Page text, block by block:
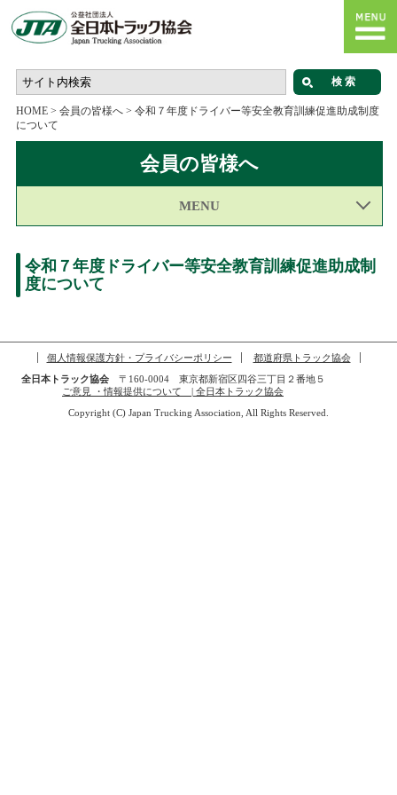
HOME> 会員の皆様へ> 令和７年度ドライバー等安全教育訓練促進助成制度
について
会員の皆様へ
MENU
令和７年度ドライバー等安全教育訓練促進助成制
度について
個人情報保護方針・プライバシーポリシー
都道府県トラック協会
全日本トラック協会〒160-0004 東京都新宿区四谷三丁目２番地５
ご意見 ・情報提供について | 全日本トラック協会
Copyright (C) Japan Trucking Association, All Rights Reserved.